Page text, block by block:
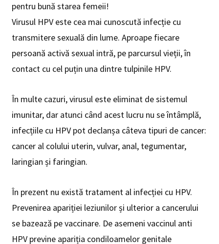
pentru bună starea femeii!
Virusul HPV este cea mai cunoscută infecție cu
transmitere sexuală din lume. Aproape fiecare
persoană activă sexual intră, pe parcursul vieții, în
contact cu cel puțin una dintre tulpinile HPV.
În multe cazuri, virusul este eliminat de sistemul
imunitar, dar atunci când acest lucru nu se întâmplă,
infecțiile cu HPV pot declanșa câteva tipuri de cancer:
cancer al colului uterin, vulvar, anal, tegumentar,
laringian și faringian.
În prezent nu există tratament al infecției cu HPV.
Prevenirea apariției leziunilor și ulterior a cancerului
se bazează pe vaccinare. De asemeni vaccinul anti
HPV previne apariția condiloamelor genitale